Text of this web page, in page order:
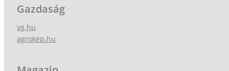
Gazdaság
vg.hu
agrokep.hu